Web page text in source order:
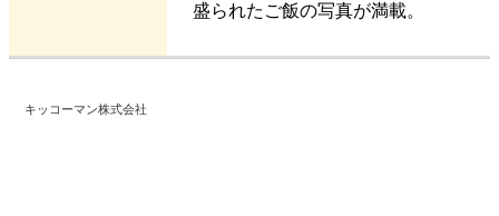
盛られたご飯の写真が満載。
キッコーマン株式会社